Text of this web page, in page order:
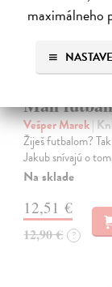
maximálneho
Malí
Vešper Marek|
Žiješ futbalom?
Jakub snívajú o
Na sklade
12,51 €
12,90 € ?